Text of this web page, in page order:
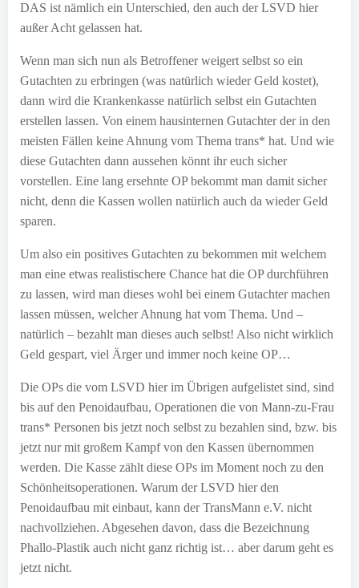
DAS ist nämlich ein Unterschied, den auch der LSVD hier
außer Acht gelassen hat.
Wenn man sich nun als Betroffener weigert selbst so ein
Gutachten zu erbringen (was natürlich wieder Geld kostet),
dann wird die Krankenkasse natürlich selbst ein Gutachten
erstellen lassen. Von einem hausinternen Gutachter der in den
meisten Fällen keine Ahnung vom Thema trans* hat. Und wie
diese Gutachten dann aussehen könnt ihr euch sicher
vorstellen. Eine lang ersehnte OP bekommt man damit sicher
nicht, denn die Kassen wollen natürlich auch da wieder Geld
sparen.
Um also ein positives Gutachten zu bekommen mit welchem
man eine etwas realistischere Chance hat die OP durchführen
zu lassen, wird man dieses wohl bei einem Gutachter machen
lassen müssen, welcher Ahnung hat vom Thema. Und –
natürlich – bezahlt man dieses auch selbst! Also nicht wirklich
Geld gespart, viel Ärger und immer noch keine OP…
Die OPs die vom LSVD hier im Übrigen aufgelistet sind, sind
bis auf den Penoidaufbau, Operationen die von Mann-zu-Frau
trans* Personen bis jetzt noch selbst zu bezahlen sind, bzw. bis
jetzt nur mit großem Kampf von den Kassen übernommen
werden. Die Kasse zählt diese OPs im Moment noch zu den
Schönheitsoperationen. Warum der LSVD hier den
Penoidaufbau mit einbaut, kann der TransMann e.V. nicht
nachvollziehen. Abgesehen davon, dass die Bezeichnung
Phallo-Plastik auch nicht ganz richtig ist… aber darum geht es
jetzt nicht.